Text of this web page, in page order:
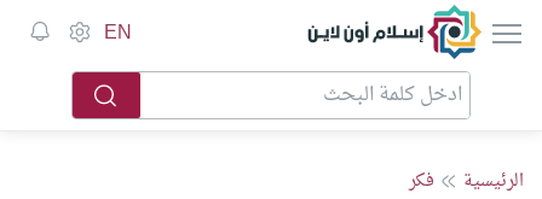
إسلام أون لاين EN
الرئيسية فكر